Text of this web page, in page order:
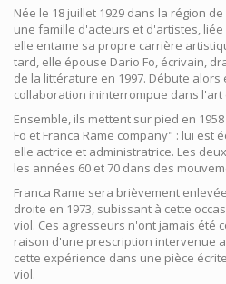
Née le 18 juillet 1929 dans la région
une famille d'acteurs et d'artistes,
elle entame sa propre carrière
tard, elle épouse Dario Fo, écrivain,
de la littérature en 1997. Débute
collaboration ininterrompue dans l'art
Ensemble, ils mettent sur pied en
Fo et Franca Rame company" : lui est
elle actrice et administratrice. Les
les années 60 et 70 dans des
Franca Rame sera brièvement
droite en 1973, subissant à cette
viol. Ces agresseurs n'ont jamais été
raison d'une prescription intervenue
cette expérience dans une pièce
viol.